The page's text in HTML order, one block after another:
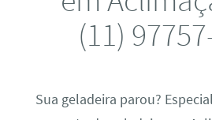
(11)
Sua geladeira parou?